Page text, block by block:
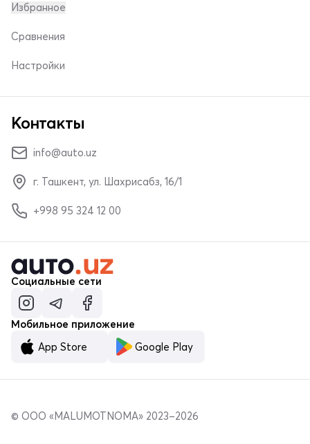
Избранное
Сравнения
Настройки
Контакты
info@auto.uz
г. Ташкент, ул. Шахрисабз, 16/1
+998 95 324 12 00
Социальные сети
Мобильное приложение
App Store
Google Play
© ООО «MALUMOTNOMA» 2023–2026